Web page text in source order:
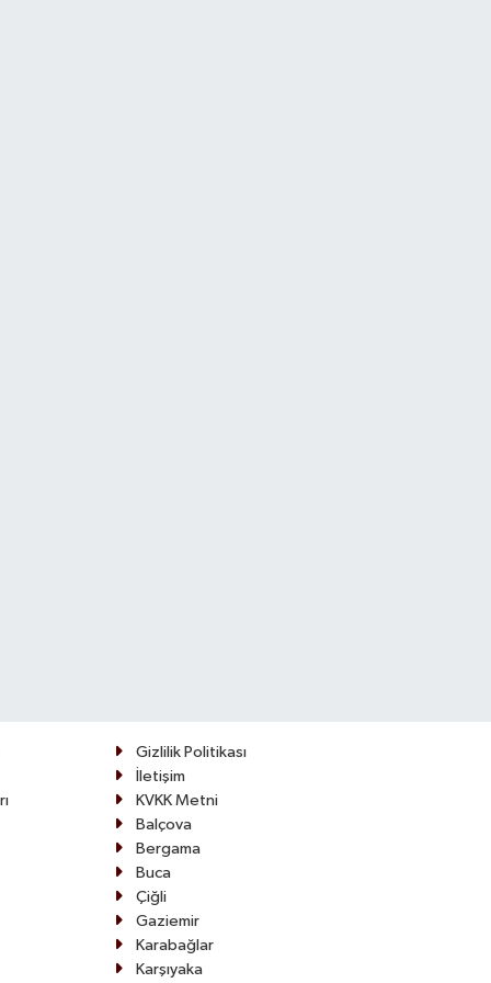
Gizlilik Politikası
İletişim
KVKK Metni
Balçova
Bergama
Buca
Çiğli
Gaziemir
Karabağlar
Karşıyaka